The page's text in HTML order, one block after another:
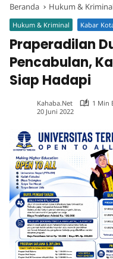
Beranda Hukum &
Hukum & Kriminal Kabar
Praperadilan
Pencabulan,
Siap Hadapi
Kahaba.net
1 Min
20 Juni 2022